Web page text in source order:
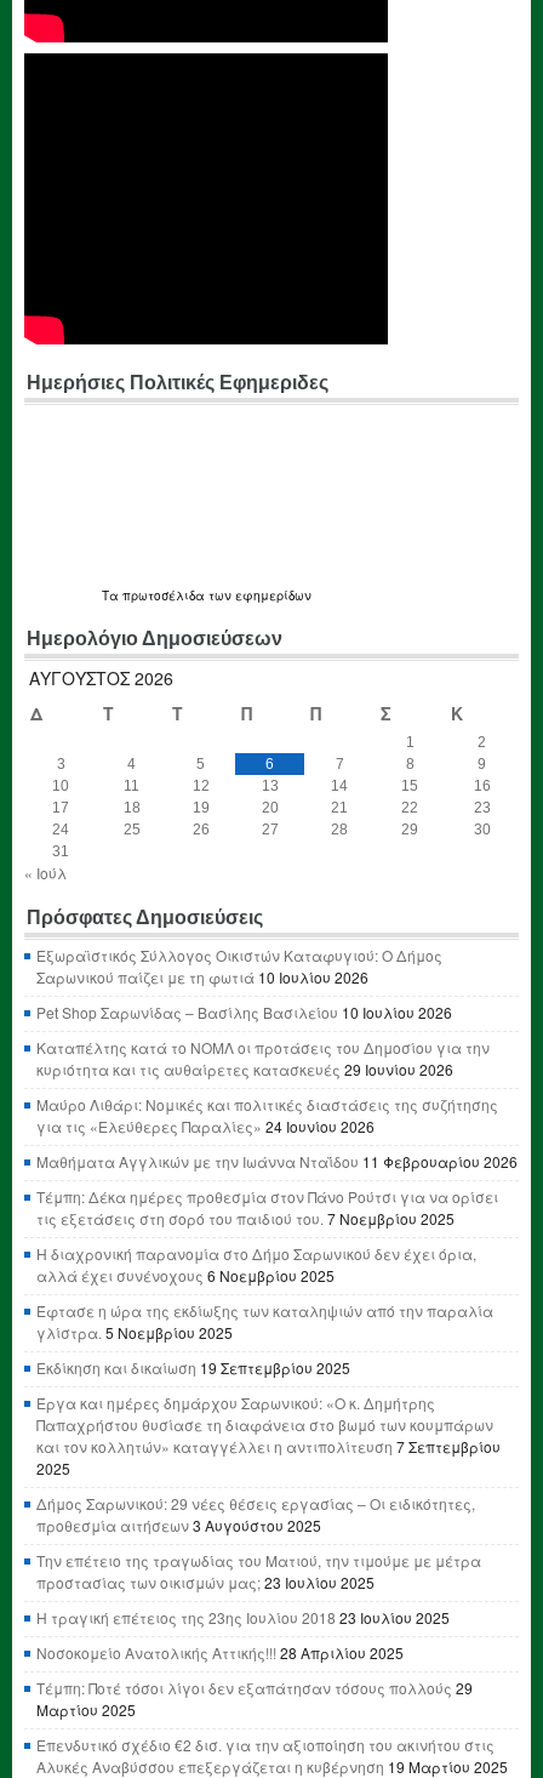
Ημερήσιες Πολιτικές Εφημεριδες
Τα πρωτοσέλιδα των εφημερίδων
Ημερολόγιο Δημοσιεύσεων
ΑΎΓΟΥΣΤΟΣ 2026
Δ
Τ Τ Π Π Σ Κ
1
2
3
4 5 6 7 8
9
10
11 12 13 14 15
16
17
18 19 20 21 22
23
24
25 26 27 28 29
30
31
« Ιούλ
Πρόσφατες Δημοσιεύσεις
Εξωραϊστικός Σύλλογος Οικιστών Καταφυγιού: Ο Δήμος
Σαρωνικού παίζει με τη φωτιά 10 Ιουλίου 2026
Pet Shop Σαρωνίδας – Βασίλης Βασιλείου 10 Ιουλίου 2026
Καταπέλτης κατά το ΝΟΜΛ οι προτάσεις του Δημοσίου για την
κυριότητα και τις αυθαίρετες κατασκευές 29 Ιουνίου 2026
Μαύρο Λιθάρι: Νομικές και πολιτικές διαστάσεις της συζήτησης
για τις «Ελεύθερες Παραλίες» 24 Ιουνίου 2026
Μαθήματα Αγγλικών με την Ιωάννα Νταΐδου 11 Φεβρουαρίου 2026
Τέμπη: Δέκα ημέρες προθεσμία στον Πάνο Ρούτσι για να ορίσει
τις εξετάσεις στη σορό του παιδιού του. 7 Νοεμβρίου 2025
Η διαχρονική παρανομία στο Δήμο Σαρωνικού δεν έχει όρια,
αλλά έχει συνένοχους 6 Νοεμβρίου 2025
Έφτασε η ώρα της εκδίωξης των καταληψιών από την παραλία
γλίστρα. 5 Νοεμβρίου 2025
Εκδίκηση και δικαίωση 19 Σεπτεμβρίου 2025
Έργα και ημέρες δημάρχου Σαρωνικού: «Ο κ. Δημήτρης
Παπαχρήστου θυσίασε τη διαφάνεια στο βωμό των κουμπάρων
και τον κολλητών» καταγγέλλει η αντιπολίτευση 7 Σεπτεμβρίου
2025
Δήμος Σαρωνικού: 29 νέες θέσεις εργασίας – Οι ειδικότητες,
προθεσμία αιτήσεων3 Αυγούστου 2025
Την επέτειο της τραγωδίας του Ματιού, την τιμούμε με μέτρα
προστασίας των οικισμών μας;23 Ιουλίου 2025
Η τραγική επέτειος της 23ης Ιουλίου 2018 23 Ιουλίου 2025
Νοσοκομείο Ανατολικής Αττικής!!! 28 Απριλίου 2025
Τέμπη: Ποτέ τόσοι λίγοι δεν εξαπάτησαν τόσους πολλούς 29
Μαρτίου 2025
Επενδυτικό σχέδιο €2 δισ. για την αξιοποίηση του ακινήτου στις
Αλυκές Αναβύσσου επεξεργάζεται η κυβέρνηση 19 Μαρτίου 2025